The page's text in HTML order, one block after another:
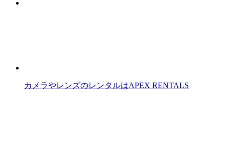
カメラやレンズのレンタルはAPEX RENTALS